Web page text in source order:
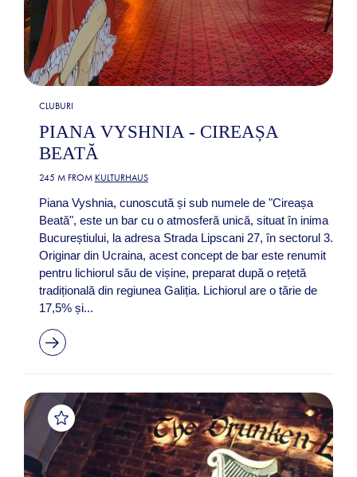
CLUBURI
PIANA VYSHNIA - CIREAȘA
BEATĂ
245 M FROM KULTURHAUS
Piana Vyshnia, cunoscută și sub numele de "Cireașa
Beată", este un bar cu o atmosferă unică, situat în inima
Bucureștiului, la adresa Strada Lipscani 27, în sectorul 3.
Originar din Ucraina, acest concept de bar este renumit
pentru lichiorul său de vișine, preparat după o rețetă
tradițională din regiunea Galiția. Lichiorul are o tărie de
17,5% și...